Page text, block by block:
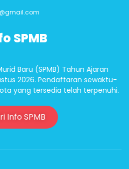
SPMB
Baru (SPMB) Tahun Ajaran
2026. Pendaftaran sewaktu-
yang tersedia telah terpenuhi.
Info SPMB